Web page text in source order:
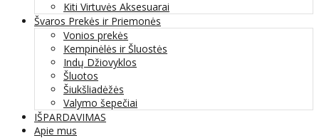
Kiti Virtuvės Aksesuarai
Švaros Prekės ir Priemonės
Vonios prekės
Kempinėlės ir Šluostės
Indų Džiovyklos
Šluotos
Šiukšliadėžės
Valymo šepečiai
IŠPARDAVIMAS
Apie mus